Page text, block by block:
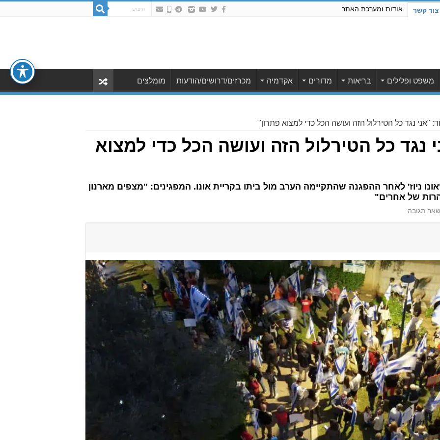
צור קשר אודות ומערכת האתר
משפט ופלילים בריאות מדורים אקדמיה מכרזים/דרושים/הודעות מומלצים
"אני נגד כל הטירלול הזה ועושה הכל כדי למצוא פתרון"
נגד כל הטירלול הזה ועושה הכל כדי למצוא
ניוז' לאחר ההפגנה שהתקיימה הערב מול ביתו בקריית אונו. המפגינים: "מצפים מארנון
של אחרים"
תגובה